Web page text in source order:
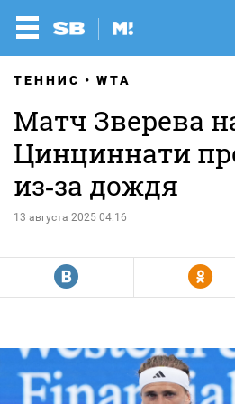
ТЕННИС WTA
Матч Зверева
Цинциннати
из‑за дождя
13 августа 2025 04:16
R Y